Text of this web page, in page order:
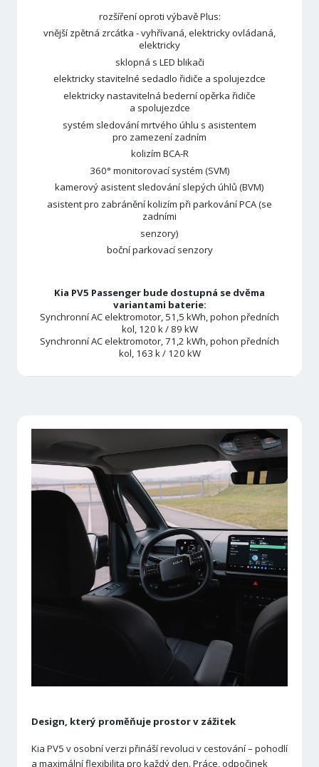
rozšíření oproti výbavě Plus:
vnější zpětná zrcátka - vyhřívaná, elektricky ovládaná,
elektricky
sklopná s LED blikači
elektricky stavitelné sedadlo řidiče a spolujezdce
elektricky nastavitelná bederní opěrka řidiče
a spolujezdce
systém sledování mrtvého úhlu s asistentem
pro zamezení zadním
kolizím BCA-R
360° monitorovací systém (SVM)
kamerový asistent sledování slepých úhlů (BVM)
asistent pro zabránění kolizím při parkování PCA (se
zadními
senzory)
boční parkovací senzory
Kia PV5 Passenger bude dostupná se dvěma
variantami baterie:
Synchronní AC elektromotor, 51,5 kWh, pohon předních
kol, 120 k / 89 kW
Synchronní AC elektromotor, 71,2 kWh, pohon předních
kol, 163 k / 120 kW
Design, který proměňuje prostor v zážitek
Kia PV5 v osobní verzi přináší revoluci v cestování – pohodlí
a maximální flexibilita pro každý den. Práce, odpočinek